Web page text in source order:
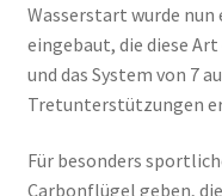
Wasserstart wurde
eingebaut, die diese
und das System von 7
Tretunterstützungen
Für besonders
Carbonflügel geben,